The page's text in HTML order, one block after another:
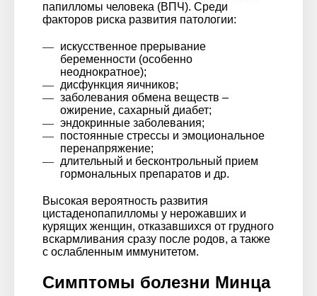
папилломы человека (ВПЧ). Среди
факторов риска развития патологии:
искусственное прерывание
беременности (особенно
неоднократное);
дисфункция яичников;
заболевания обмена веществ –
ожирение, сахарный диабет;
эндокринные заболевания;
постоянные стрессы и эмоциональное
перенапряжение;
длительный и бесконтрольный прием
гормональных препаратов и др.
Высокая вероятность развития
цистаденопапилломы у нерожавших и
курящих женщин, отказавшихся от грудного
вскармливания сразу после родов, а также
с ослабленным иммунитетом.
Симптомы болезни Минца